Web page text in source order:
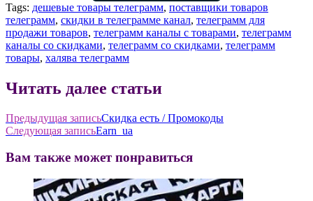
Tags: дешевые товары телеграмм, поставщики товаров
телеграмм, скидки в телеграмме канал, телеграмм для
продажи товаров, телеграмм каналы с товарами, телеграмм
каналы со скидками, телеграмм со скидками, телеграмм
товары, халява телеграмм
Читать далее статьи
Предыдущая записьСкидка есть / Промокоды
Следующая записьЕarn_ua
Вам также может понравиться